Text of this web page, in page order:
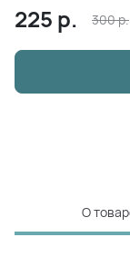
225 р. 300р.
О